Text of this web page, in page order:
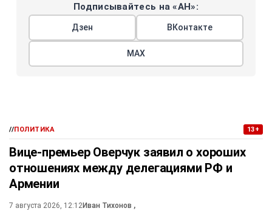
Подписывайтесь на «АН»:
Дзен ВКонтакте
МАХ
//ПОЛИТИКА 13+
Вице-премьер Оверчук заявил о хороших
отношениях между делегациями РФ и
Армении
7 августа 2026, 12:12Иван Тихонов ,